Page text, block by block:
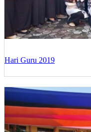
Hari Guru 2019